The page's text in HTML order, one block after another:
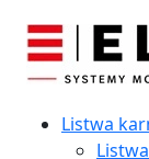
Listwa